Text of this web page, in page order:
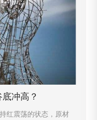
冲高？
红震荡的状态，原材